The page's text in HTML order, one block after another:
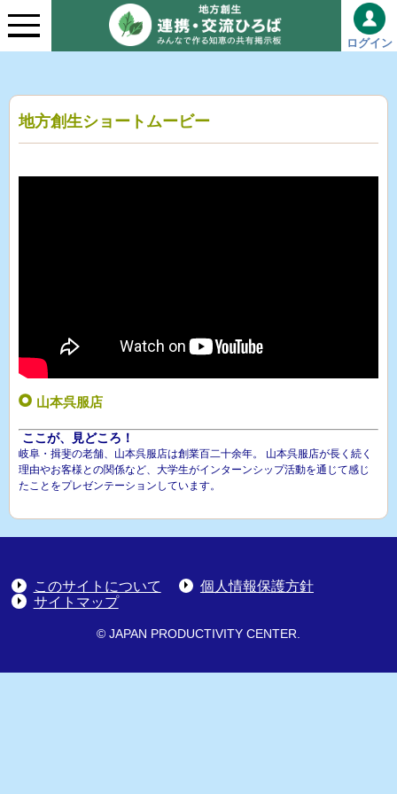
ログイン
地方創生ショートムービー
山本呉服店
ここが、見どころ！
岐阜・揖斐の老舗、山本呉服店は創業百二十余年。 山本呉服店が長く続く
理由やお客様との関係など、大学生がインターンシップ活動を通じて感じ
たことをプレゼンテーションしています。
このサイトについて
個人情報保護方針
サイトマップ
© JAPAN PRODUCTIVITY CENTER.